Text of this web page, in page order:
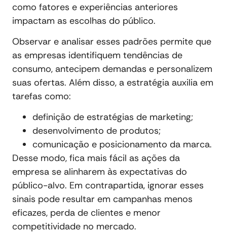
como fatores e experiências anteriores
impactam as escolhas do público.
Observar e analisar esses padrões permite que
as empresas identifiquem tendências de
consumo, antecipem demandas e personalizem
suas ofertas. Além disso, a estratégia auxilia em
tarefas como:
definição de estratégias de marketing;
desenvolvimento de produtos;
comunicação e posicionamento da marca.
Desse modo, fica mais fácil as ações da
empresa se alinharem às expectativas do
público-alvo. Em contrapartida, ignorar esses
sinais pode resultar em campanhas menos
eficazes, perda de clientes e menor
competitividade no mercado.